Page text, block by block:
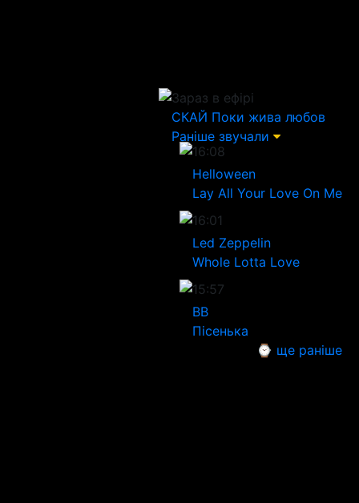
Зараз в ефірі
СКАЙ Поки жива любов
Раніше звучали
16:08
Helloween
Lay All Your Love On Me
16:01
Led Zeppelin
Whole Lotta Love
15:57
ВВ
Пісенька
⌚ ще раніше